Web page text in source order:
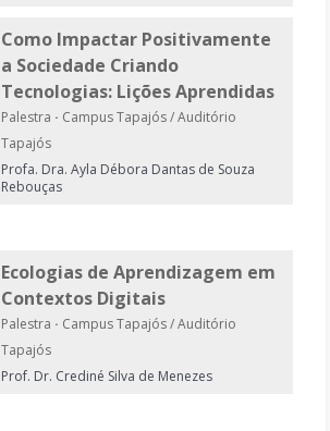
Como Impactar Positivamente
a Sociedade Criando
Tecnologias: Lições Aprendidas
Palestra · Campus Tapajós / Auditório
Tapajós
Profa. Dra. Ayla Débora Dantas de Souza
Rebouças
Ecologias de Aprendizagem em
Contextos Digitais
Palestra · Campus Tapajós / Auditório
Tapajós
Prof. Dr. Crediné Silva de Menezes